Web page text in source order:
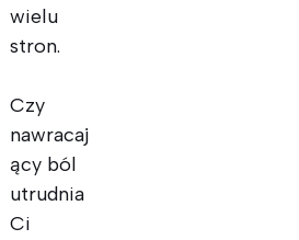
wielu
stron.
Czy
nawracaj
ący ból
utrudnia
Ci